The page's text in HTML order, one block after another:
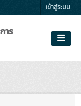
เข้าสู่ระบบ